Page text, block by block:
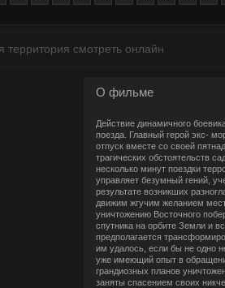
территория смотреть онлайн
О фильме
Действие динамичного
поезда. Главный герой экс-
отпуск вместе со своей
трагических обстоятельств
несколько минут поездки
управляет безумный гений,
результате возникших
движим жгучим желанием
уничтожению Восточного
спутника на орбите Земли и
предполагается
им удалось, если бы не одно
уже имеющий опыт в
грандиозных планов
заняты спасением своих